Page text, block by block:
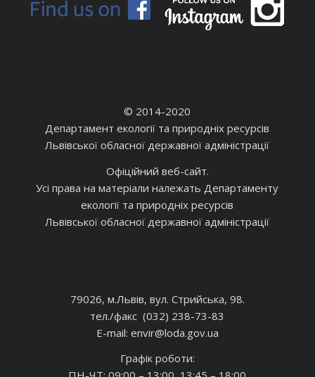
© 2014-2020
Департамент екології та природніх ресурсів
Львівської обласної державної адміністрації
Офіційний веб-сайт.
Усі права на матеріали належать Департаменту
екології та природніх ресурсів
Львівської обласної державної адміністрації
79026, м.Львів, вул. Стрийська, 98.
тел./факс (032) 238-73-83
E-mail: envir@loda.gov.ua
Графік роботи: